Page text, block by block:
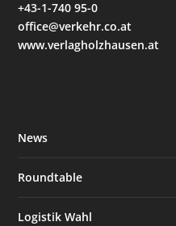
+43-1-740 95-0
office@verkehr.co.at
www.verlagholzhausen.at
News
Roundtable
Logistik Wahl